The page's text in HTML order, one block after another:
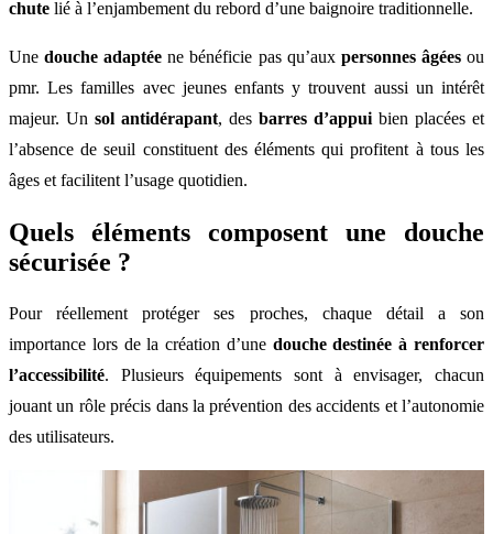
chute lié à l’enjambement du rebord d’une baignoire traditionnelle.
Unedouche adaptée ne bénéficie pas qu’aux personnes âgéesou
pmr. Les familles avec jeunes enfants y trouvent aussi un intérêt
majeur. Un sol antidérapant, des barres d’appui bien placées et
l’absence de seuil constituent des éléments qui profitent à tous les
âges et facilitent l’usage quotidien.
Quels éléments composent une douche
sécurisée ?
Pour réellement protéger ses proches, chaque détail a son
importance lors de la création d’une douche destinée à renforcer
l’accessibilité. Plusieurs équipements sont à envisager, chacun
jouant un rôle précis dans la prévention des accidents et l’autonomie
des utilisateurs.